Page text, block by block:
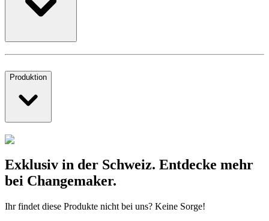
Produktion
Exklusiv in der Schweiz. Entdecke mehr
bei Changemaker.
Ihr findet diese Produkte nicht bei uns? Keine Sorge!